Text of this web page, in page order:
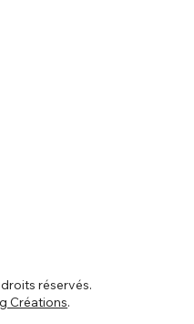
réservés.
Créations.